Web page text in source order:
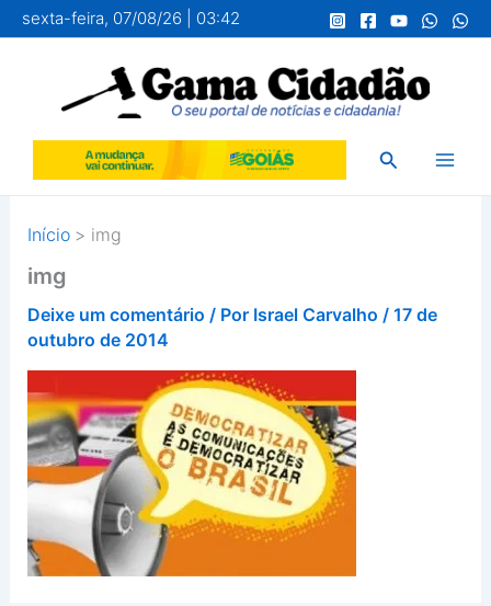
para
conteúdo
sexta-feira, 07/08/26 | 03:42
Pesquisar
Início img
img
Deixe um comentário / Por Israel Carvalho / 17 de
outubro de 2014